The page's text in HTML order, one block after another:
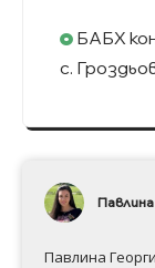
БАБХ
с.
Павлина